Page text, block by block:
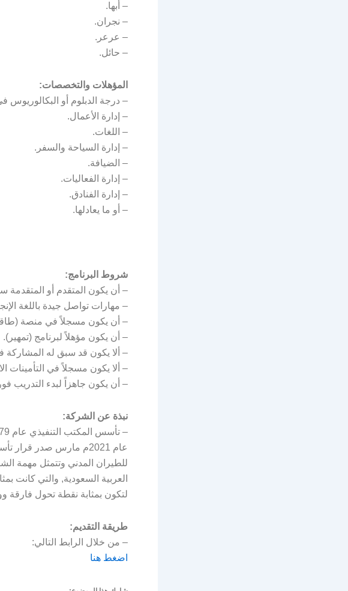
– أبها.
– نجران.
– عرعر.
– حائل.
المؤهلات والتخصصات:
– درجة الدبلوم أو البكالوريوس
– إدارة الأعمال.
– اللغات.
– إدارة السياحة والسفر.
– الضيافة.
– إدارة الفعاليات.
– إدارة الفنادق.
– أو ما يعادلها.
شروط البرنامج:
– أن يكون المتقدم أو المتقدمة
– مهارات تواصل جيدة باللغة
– أن يكون مسجلاً في منصة
– أن يكون مؤهلاً لبرنامج (تمهير).
– ألا يكون قد سبق له المشاركة
– ألا يكون مسجلاً في التأمينات
– أن يكون جاهزاً لبدء التدريب
نبذة عن الشركة:
عام 2021م مارس صدر
العربية السعودية, والتي كانت
لتكون بمثابة نقطة تحول فارقة
طريقة التقديم:
– من خلال الرابط التالي:
اضغط هنا